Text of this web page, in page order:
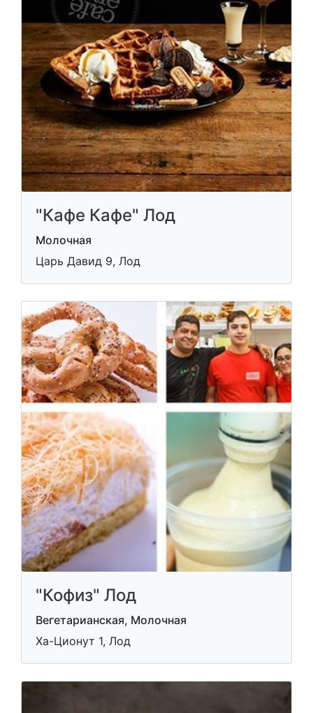
"Кафе Кафе" Лод
Молочная
Царь Давид 9, Лод
"Кофиз" Лод
Вегетарианская, Молочная
Ха-Ционут 1, Лод